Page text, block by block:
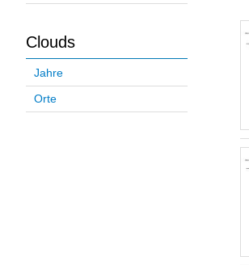
Clouds
Jahre
Orte